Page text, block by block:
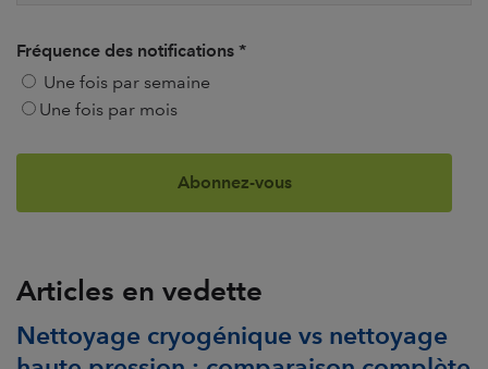
Fréquence des notifications *
Une fois par semaine
Une fois par mois
Articles en vedette
Nettoyage cryogénique vs nettoyage